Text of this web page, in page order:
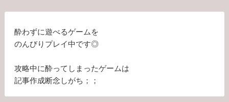
酔わずに遊べるゲームを
のんびりプレイ中です◎
攻略中に酔ってしまったゲームは
記事作成断念しがち；；